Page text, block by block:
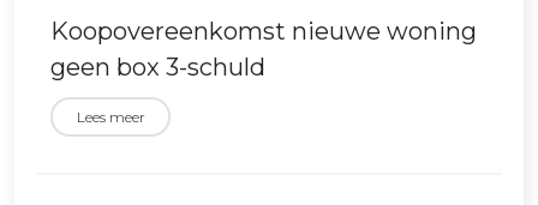
Koopovereenkomst nieuwe woning
geen box 3-schuld
Lees meer